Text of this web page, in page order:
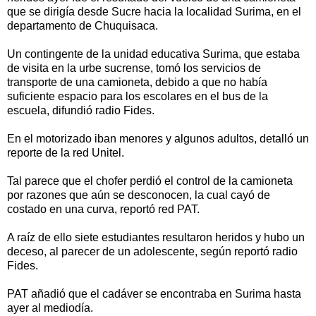
que se dirigía desde Sucre hacia la localidad Surima, en el
departamento de Chuquisaca.
Un contingente de la unidad educativa Surima, que estaba
de visita en la urbe sucrense, tomó los servicios de
transporte de una camioneta, debido a que no había
suficiente espacio para los escolares en el bus de la
escuela, difundió radio Fides.
En el motorizado iban menores y algunos adultos, detalló un
reporte de la red Unitel.
Tal parece que el chofer perdió el control de la camioneta
por razones que aún se desconocen, la cual cayó de
costado en una curva, reportó red PAT.
A raíz de ello siete estudiantes resultaron heridos y hubo un
deceso, al parecer de un adolescente, según reportó radio
Fides.
PAT añadió que el cadáver se encontraba en Surima hasta
ayer al mediodía.